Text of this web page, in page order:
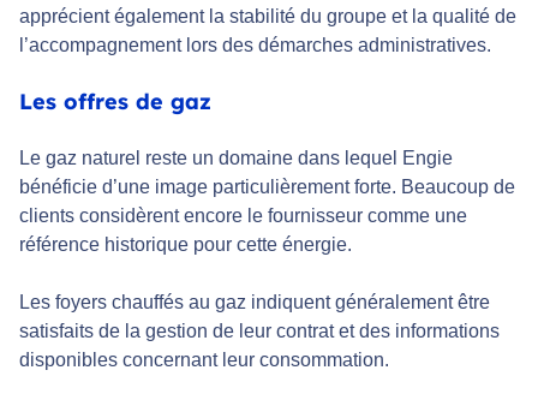
apprécient également la stabilité du groupe et la qualité de
l’accompagnement lors des démarches administratives.
Les offres de gaz
Le gaz naturel reste un domaine dans lequel Engie
bénéficie d’une image particulièrement forte. Beaucoup de
clients considèrent encore le fournisseur comme une
référence historique pour cette énergie.
Les foyers chauffés au gaz indiquent généralement être
satisfaits de la gestion de leur contrat et des informations
disponibles concernant leur consommation.